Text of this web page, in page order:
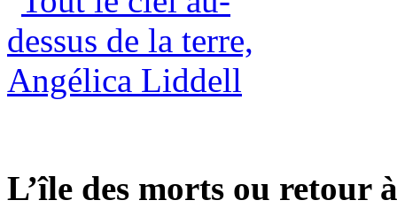
L’île des morts ou retour